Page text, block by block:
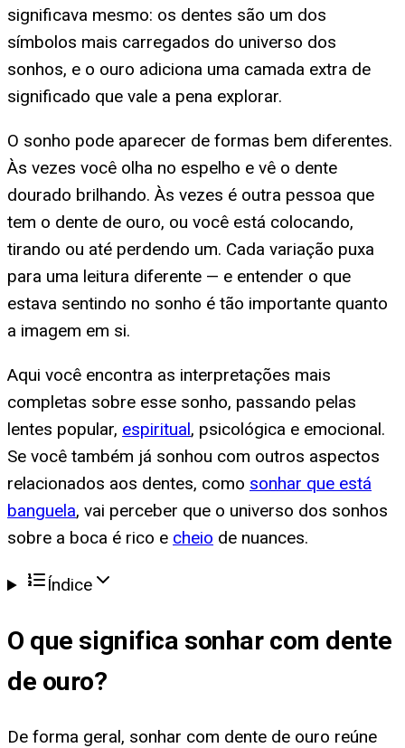
significava mesmo: os dentes são um dos
símbolos mais carregados do universo dos
sonhos, e o ouro adiciona uma camada extra de
significado que vale a pena explorar.
O sonho pode aparecer de formas bem diferentes.
Às vezes você olha no espelho e vê o dente
dourado brilhando. Às vezes é outra pessoa que
tem o dente de ouro, ou você está colocando,
tirando ou até perdendo um. Cada variação puxa
para uma leitura diferente — e entender o que
estava sentindo no sonho é tão importante quanto
a imagem em si.
Aqui você encontra as interpretações mais
completas sobre esse sonho, passando pelas
lentes popular, espiritual, psicológica e emocional.
Se você também já sonhou com outros aspectos
relacionados aos dentes, como sonhar que está
banguela, vai perceber que o universo dos sonhos
sobre a boca é rico e cheio de nuances.
Índice
O que significa sonhar com dente
de ouro?
De forma geral, sonhar com dente de ouro reúne